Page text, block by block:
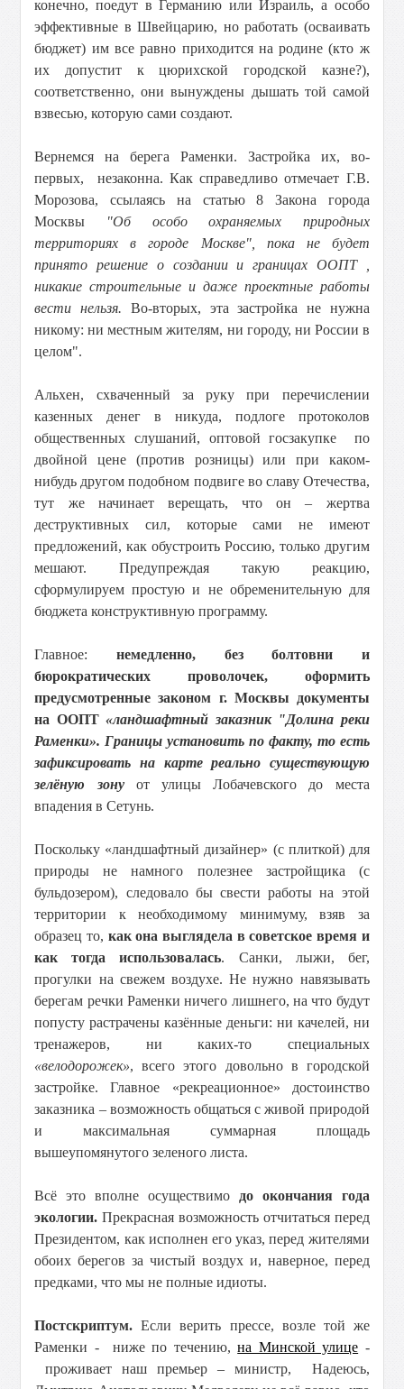
конечно, поедут в Германию или Израиль, а особо
эффективные в Швейцарию, но работать (осваивать
бюджет) им все равно приходится на родине (кто ж
их допустит к цюрихской городской казне?),
соответственно, они вынуждены дышать той самой
взвесью, которую сами создают.
Вернемся на берега Раменки. Застройка их, во-
первых, незаконна. Как справедливо отмечает Г.В.
Морозова, ссылаясь на статью 8 Закона города
Москвы
"Об особо охраняемых природных
территориях в городе Москве", пока не будет
принято решение о создании и границах ООПТ ,
никакие строительные и даже проектные работы
вести нельзя. Во-вторых, эта застройка не нужна
никому: ни местным жителям, ни городу, ни России в
целом".
Альхен, схваченный за руку при перечислении
казенных денег в никуда, подлоге протоколов
общественных слушаний, оптовой госзакупке по
двойной цене (против розницы) или при каком-
нибудь другом подобном подвиге во славу Отечества,
тут же начинает верещать, что он – жертва
деструктивных сил, которые сами не имеют
предложений, как обустроить Россию, только другим
мешают. Предупреждая такую реакцию,
сформулируем простую и не обременительную для
бюджета конструктивную программу.
Главное: немедленно, без болтовни и
бюрократических проволочек, оформить
предусмотренные законом г. Москвы документы
на ООПТ«ландшафтный заказник "Долина реки
Раменки». Границы установить по факту, то есть
зафиксировать на карте реально существующую
зелёную зонуот улицы Лобачевского до места
впадения в Сетунь.
Поскольку «ландшафтный дизайнер» (с плиткой) для
природы не намного полезнее застройщика (с
бульдозером), следовало бы свести работы на этой
территории к необходимому минимуму, взяв за
образец то, как она выглядела в советское время и
как тогда использовалась. Санки, лыжи, бег,
прогулки на свежем воздухе. Не нужно навязывать
берегам речки Раменки ничего лишнего, на что будут
попусту растрачены казённые деньги: ни качелей, ни
тренажеров, ни каких-то специальных
«велодорожек», всего этого довольно в городской
застройке. Главное «рекреационное» достоинство
заказника – возможность общаться с живой природой
и максимальная суммарная площадь
вышеупомянутого зеленого листа.
Всё это вполне осуществимо до окончания года
экологии. Прекрасная возможность отчитаться перед
Президентом, как исполнен его указ, перед жителями
обоих берегов за чистый воздух и, наверное, перед
предками, что мы не полные идиоты.
Постскриптум.Если верить прессе, возле той же
Раменки - ниже по течению,на Минской улице -
проживает наш премьер – министр, Надеюсь,